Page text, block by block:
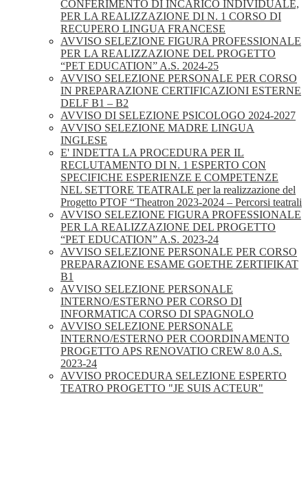
CONFERIMENTO DI INCARICO INDIVIDUALE,
PER LA REALIZZAZIONE DI N. 1 CORSO DI
RECUPERO LINGUA FRANCESE
AVVISO SELEZIONE FIGURA PROFESSIONALE
PER LA REALIZZAZIONE DEL PROGETTO
“PET EDUCATION” A.S. 2024-25
AVVISO SELEZIONE PERSONALE PER CORSO
IN PREPARAZIONE CERTIFICAZIONI ESTERNE
DELF B1 – B2
AVVISO DI SELEZIONE PSICOLOGO 2024-2027
AVVISO SELEZIONE MADRE LINGUA
INGLESE
E' INDETTA LA PROCEDURA PER IL
RECLUTAMENTO DI N. 1 ESPERTO CON
SPECIFICHE ESPERIENZE E COMPETENZE
NEL SETTORE TEATRALE per la realizzazione del
Progetto PTOF “Theatron 2023-2024 – Percorsi teatrali
AVVISO SELEZIONE FIGURA PROFESSIONALE
PER LA REALIZZAZIONE DEL PROGETTO
“PET EDUCATION” A.S. 2023-24
AVVISO SELEZIONE PERSONALE PER CORSO
PREPARAZIONE ESAME GOETHE ZERTIFIKAT
B1
AVVISO SELEZIONE PERSONALE
INTERNO/ESTERNO PER CORSO DI
INFORMATICA CORSO DI SPAGNOLO
AVVISO SELEZIONE PERSONALE
INTERNO/ESTERNO PER COORDINAMENTO
PROGETTO APS RENOVATIO CREW 8.0 A.S.
2023-24
AVVISO PROCEDURA SELEZIONE ESPERTO
TEATRO PROGETTO "JE SUIS ACTEUR"